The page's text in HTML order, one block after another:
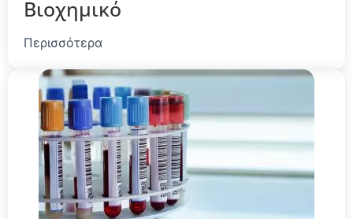
Βιοχημικό
Περισσότερα